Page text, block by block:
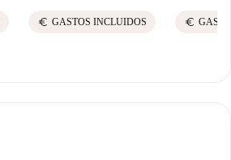
euro GASTOS INCLUIDOS euro